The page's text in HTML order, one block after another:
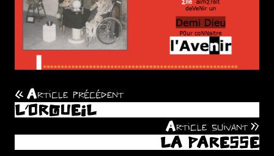
Navigation
de
l’article
Article précédent
L’ORGUEIL
Article suivant
LA PARESSE